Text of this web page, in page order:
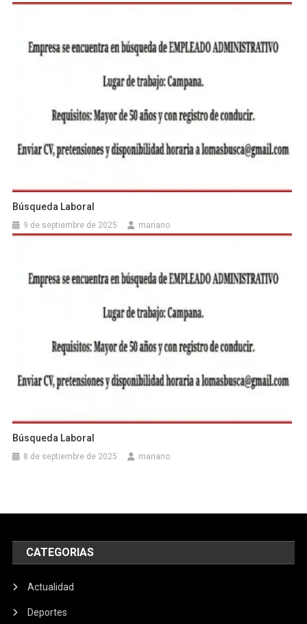
Búsqueda Laboral
9 de septiembre de 2025 mariano
Búsqueda Laboral
8 de septiembre de 2025 mariano
CATEGORIAS
Actualidad
Deportes